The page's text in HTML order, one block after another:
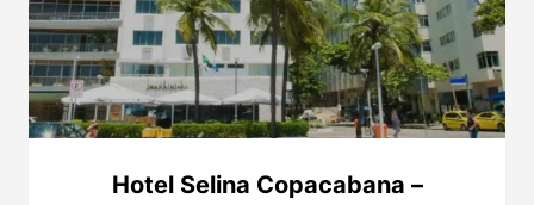
Hotel Selina Copacabana –